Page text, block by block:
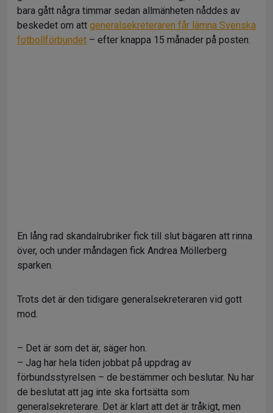
bara gått några timmar sedan allmänheten nåddes av
beskedet om att generalsekreteraren får lämna Svenska
fotbollförbundet – efter knappa 15 månader på posten.
En lång rad skandalrubriker fick till slut bägaren att rinna
över, och under måndagen fick Andrea Möllerberg
sparken.
Trots det är den tidigare generalsekreteraren vid gott
mod.
– Det är som det är, säger hon.
– Jag har hela tiden jobbat på uppdrag av
förbundsstyrelsen – de bestämmer och beslutar. Nu har
de beslutat att jag inte ska fortsätta som
generalsekreterare. Det är klart att det är tråkigt, men